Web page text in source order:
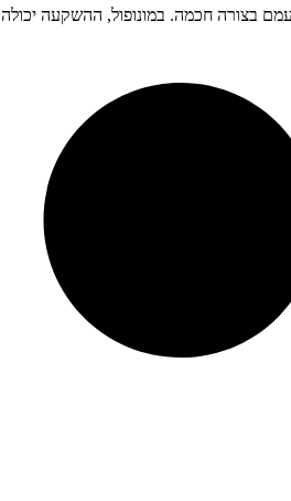
בצורה חכמה. במונופול, ההשקעה יכולה